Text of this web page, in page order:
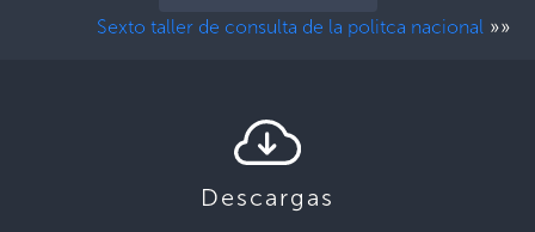
Sexto taller de consulta de la politca nacional »»
Descargas